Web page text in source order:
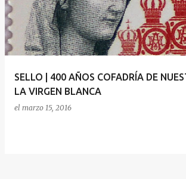
SELLO | 400 AÑOS COFADRÍA DE
LA VIRGEN BLANCA
el marzo 15, 2016